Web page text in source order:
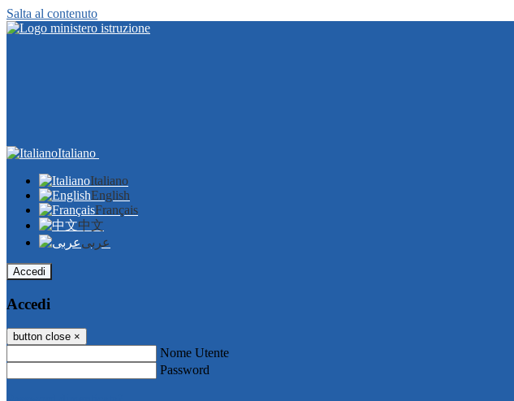
Salta al contenuto
Italiano
Italiano
English
Français
中文
عربى
Accedi
Accedi
button close ×
Nome Utente
Password